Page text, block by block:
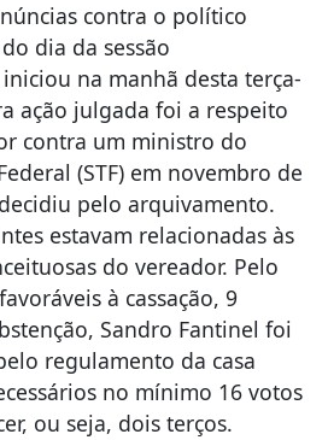
contra o político
dia da sessão
na manhã desta terça-
ação julgada foi a respeito
contra um ministro do
(STF) em novembro de
pelo arquivamento.
estavam relacionadas às
do vereador. Pelo
à cassação, 9
Sandro Fantinel foi
regulamento da casa
no mínimo 16 votos
ou seja, dois terços.